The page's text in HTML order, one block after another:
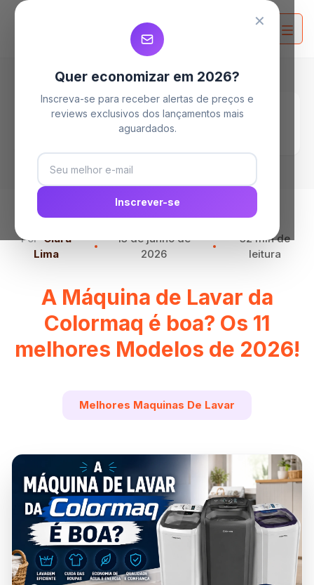
Home
Blog
A Máquina de Lavar da Colormaq é boa? Os 11
melhores Modelos de 2026!
Por Clara
Lima
13 de junho de
2026
32 min de
leitura
A Máquina de Lavar da
Colormaq é boa? Os 11
melhores Modelos de 2026!
Melhores Maquinas De Lavar
✕
Quer economizar em 2026?
Inscreva-se para receber alertas de preços e
reviews exclusivos dos lançamentos mais
aguardados.
Inscrever-se